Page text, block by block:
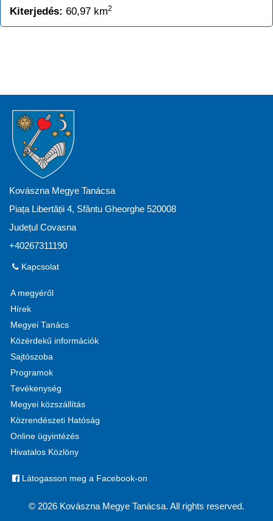
Kiterjedés: 60,97 km2
Kovászna Megye Tanácsa
Piața Libertății 4, Sfântu Gheorghe 520008
Județul Covasna
+40267311190
Kapcsolat
A megyéről
Hírek
Megyei Tanács
Közérdekű információk
Sajtószoba
Programok
Tevékenység
Megyei közszállítás
Közrendészeti Hatóság
Online ügyintézés
Hivatalos Közlöny
Látogasson meg a Facebook-on
© 2026 Kovászna Megye Tanácsa. All rights reserved.